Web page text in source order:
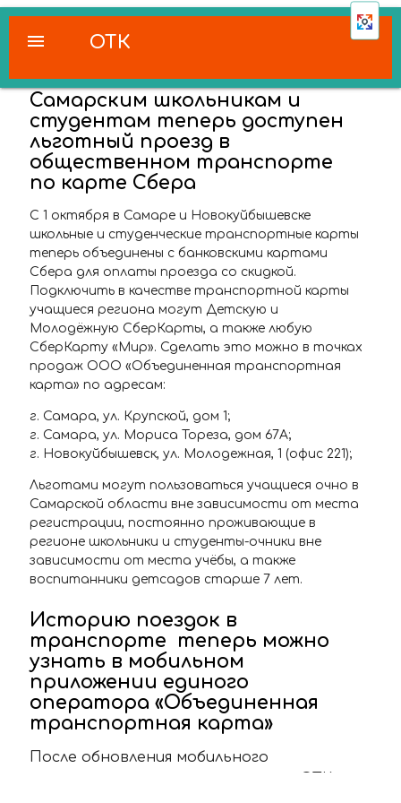
ОТК
menu
Самарским школьникам и
студентам теперь доступен
льготный проезд в
общественном транспорте
по карте Сбера
С 1 октября в Самаре и Новокуйбышевске
школьные и студенческие транспортные карты
теперь объединены с банковскими картами
Сбера для оплаты проезда со скидкой.
Подключить в качестве транспортной карты
учащиеся региона могут Детскую и
Молодёжную СберКарты, а также любую
СберКарту «Мир». Сделать это можно в точках
продаж ООО «Объединенная транспортная
карта» по адресам:
г. Самара, ул. Крупской, дом 1;
г. Самара, ул. Мориса Тореза, дом 67А;
г. Новокуйбышевск, ул. Молодежная, 1 (офис 221);
Льготами могут пользоваться учащиеся очно в
Самарской области вне зависимости от места
регистрации, постоянно проживающие в
регионе школьники и студенты-очники вне
зависимости от места учёбы, а также
воспитанники детсадов старше 7 лет.
Историю поездок в
транспорте теперь можно
узнать в мобильном
приложении единого
оператора «Объединенная
транспортная карта»
После обновления мобильного